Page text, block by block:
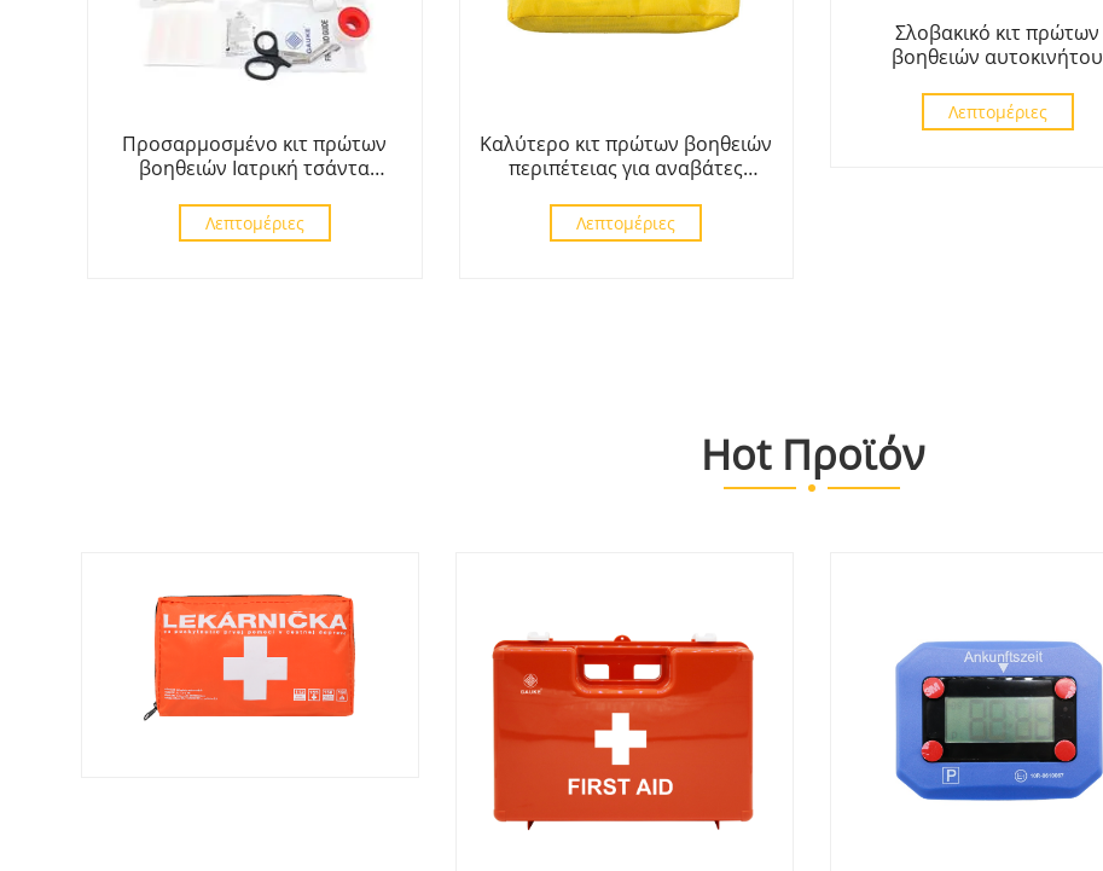
Προσαρμοσμένο κιτ πρώτων
βοηθειών Ιατρική τσάντα
Λεπτομέριες
Καλύτερο κιτ πρώτων βοηθειών
περιπέτειας για αναβάτες
Λεπτομέριες
Σλοβακικό κιτ πρώτων
βοηθειών αυτοκινήτου
Λεπτομέριες
Hot Προϊόν